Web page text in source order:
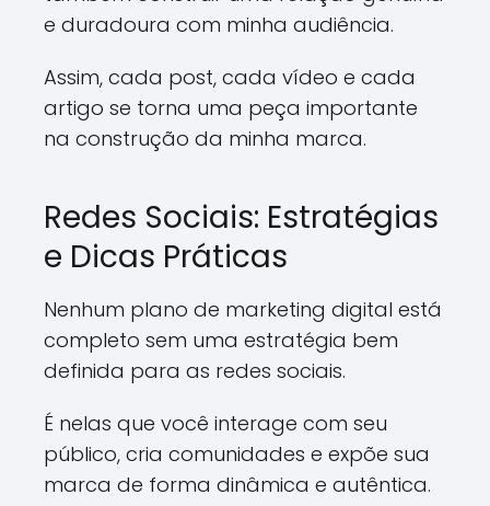
e duradoura com minha audiência.
Assim, cada post, cada vídeo e cada
artigo se torna uma peça importante
na construção da minha marca.
Redes Sociais: Estratégias
e Dicas Práticas
Nenhum plano de marketing digital está
completo sem uma estratégia bem
definida para as redes sociais.
É nelas que você interage com seu
público, cria comunidades e expõe sua
marca de forma dinâmica e autêntica.